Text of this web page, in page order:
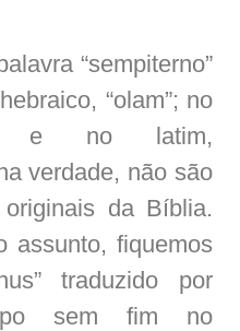
“sempiterno”
“olam”; no
e no latim,
verdade, não são
da Bíblia.
assunto, fiquemos
traduzido por
sem fim no